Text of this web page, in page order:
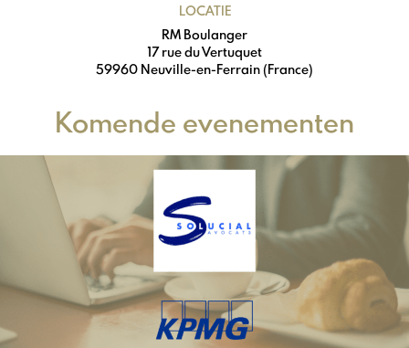
LOCATIE
RM Boulanger
17 rue du Vertuquet
59960 Neuville-en-Ferrain (France)
Komende evenementen